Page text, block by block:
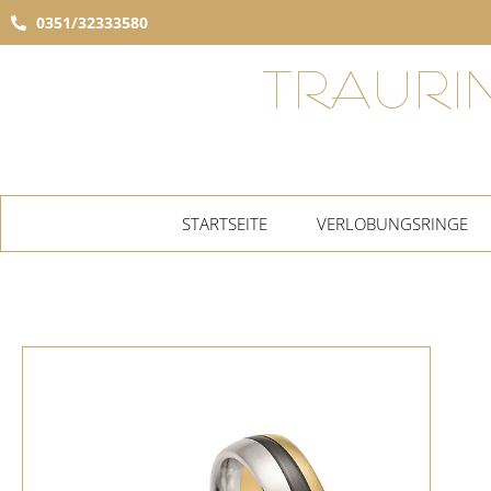
0351/32333580
STARTSEITE VERLOBUNGSRINGE